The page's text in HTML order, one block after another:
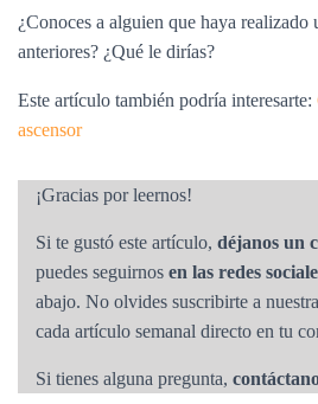
¿Conoces a alguien que haya realizado
anteriores? ¿Qué le dirías?
Este artículo también podría interesarte:
ascensor
¡Gracias por leernos!
Si te gustó este artículo, déjanos un
puedes seguirnos en las redes
abajo. No olvides suscribirte a
cada artículo semanal directo en tu
Si tienes alguna pregunta,